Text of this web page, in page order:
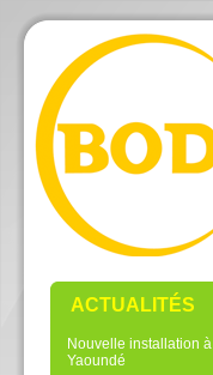
ACTUALITÉS
Nouvelle installation à
Yaoundé